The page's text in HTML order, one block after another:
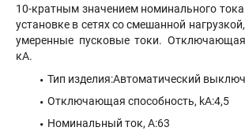
10-кратным значением номинального
установке в сетях со смешанной
умеренные пусковые токи.
кА.
Тип изделия:Автоматический
Отключающая способность, kA:4,5
Номинальный ток, А:63